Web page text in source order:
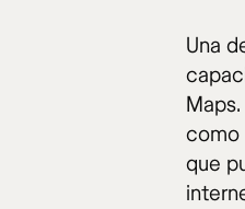
Una
como
que